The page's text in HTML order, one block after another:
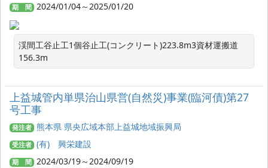
期 間 2024/01/04～2025/01/20
渓間工谷止工1個谷止工(コンクリート)223.8m3資材運搬道
156.3m
上益城管内単県治山県営(自然災)事業(臨河債)第27
号工事
発注者 熊本県 県央広域本部上益城地域振興局
受注者 (有) 興栄建設
期 間 2024/03/19～2024/09/19